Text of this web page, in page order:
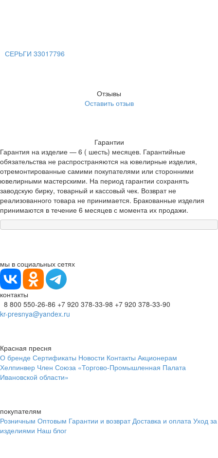
СЕРЬГИ 33017796
Отзывы
Оставить отзыв
Гарантии
Гарантия на изделие — 6 ( шесть) месяцев. Гарантийные
обязательства не распространяются на ювелирные изделия,
отремонтированные самими покупателями или сторонними
ювелирными мастерскими. На период гарантии сохранять
заводскую бирку, товарный и кассовый чек. Возврат не
реализованного товара не принимается. Бракованные изделия
принимаются в течение 6 месяцев с момента их продажи.
мы в социальных сетях
контакты
8 800 550-26-86 +7 920 378-33-98 +7 920 378-33-90
kr-presnya@yandex.ru
Красная пресня
О бренде Сертификаты Новости Контакты Акционерам
Хелпинвер Член Союза «Торгово-Промышленная Палата
Ивановской области»
покупателям
Розничным Оптовым Гарантии и возврат Доставка и оплата Уход за
изделиями Наш блог